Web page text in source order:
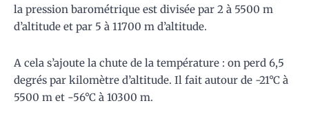
la pression barométrique est divisée par 2 à 5500 m
d’altitude et par 5 à 11700 m d’altitude.
A cela s’ajoute la chute de la température : on perd 6,5
degrés par kilomètre d’altitude. Il fait autour de -21°C à
5500 m et -56°C à 10300 m.